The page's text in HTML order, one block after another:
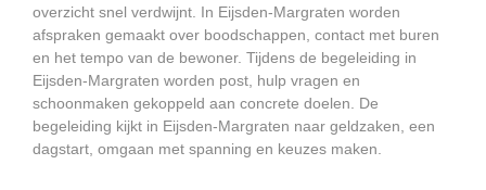
overzicht snel verdwijnt. In Eijsden-Margraten worden
afspraken gemaakt over boodschappen, contact met buren
en het tempo van de bewoner. Tijdens de begeleiding in
Eijsden-Margraten worden post, hulp vragen en
schoonmaken gekoppeld aan concrete doelen. De
begeleiding kijkt in Eijsden-Margraten naar geldzaken, een
dagstart, omgaan met spanning en keuzes maken.